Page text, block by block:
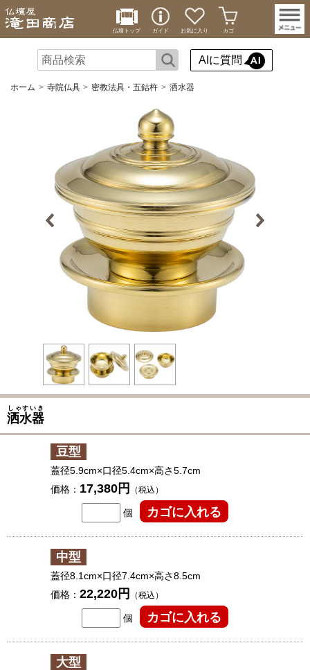
仏壇トップ ガイド お気に入り カゴ
AIに質問
ホーム 寺院仏具 密教法具・五鈷杵 洒水器
洒水器
しゃすいき
豆型
蓋径5.9cm×口径5.4cm×高さ5.7cm
価格： 17,380円 （税込）
個
中型
蓋径8.1cm×口径7.4cm×高さ8.5cm
価格： 22,220円 （税込）
個
大型